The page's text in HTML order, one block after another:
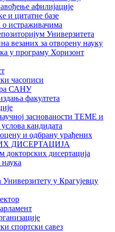
афилијације
и цитатне базе
о истраживачима
Универзитета
везаних за отворену науку
у програму Хоризонт
часописи
САНУ
факултета
заснованости ТЕМЕ и
кандидата
и одбрану урађених
ДИСЕРТАЦИЈА
докторских дисертација
у Крагујевцу
спортски савез